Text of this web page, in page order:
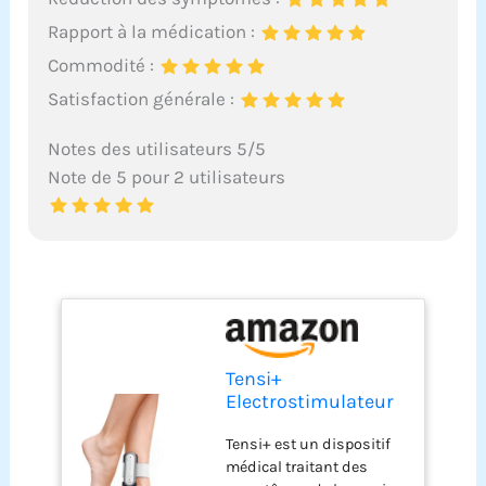
Rapport à la médication :
Commodité :
Satisfaction générale :
Notes des utilisateurs 5/5
Note de 5 pour 2 utilisateurs
Tensi+
Electrostimulateur
Médical pour le
Traitement de la
Tensi+ est un dispositif
médical traitant des